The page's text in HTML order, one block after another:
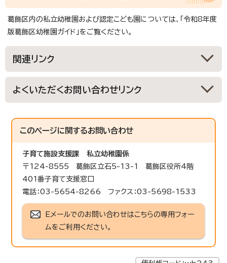
葛飾区内の私立幼稚園および認定こども園については、「令和8年度
版葛飾区幼稚園ガイド」をご覧ください。
関連リンク
よくいただくお問い合わせリンク
このページに関するお問い合わせ
子育て施設支援課
私立幼稚園係
〒124-8555 葛飾区立石5-13-1 葛飾区役所4階
401番子育て支援窓口
電話：03-5654-8266 ファクス：03-5698-1533
Eメールでのお問い合わせはこちらの専用フォー
ムをご利用ください。